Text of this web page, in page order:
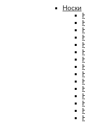
Носки